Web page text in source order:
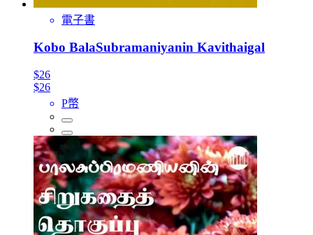
電子書
Kobo BalaSubramaniyanin Kavithaigal
$26
$26
P幣